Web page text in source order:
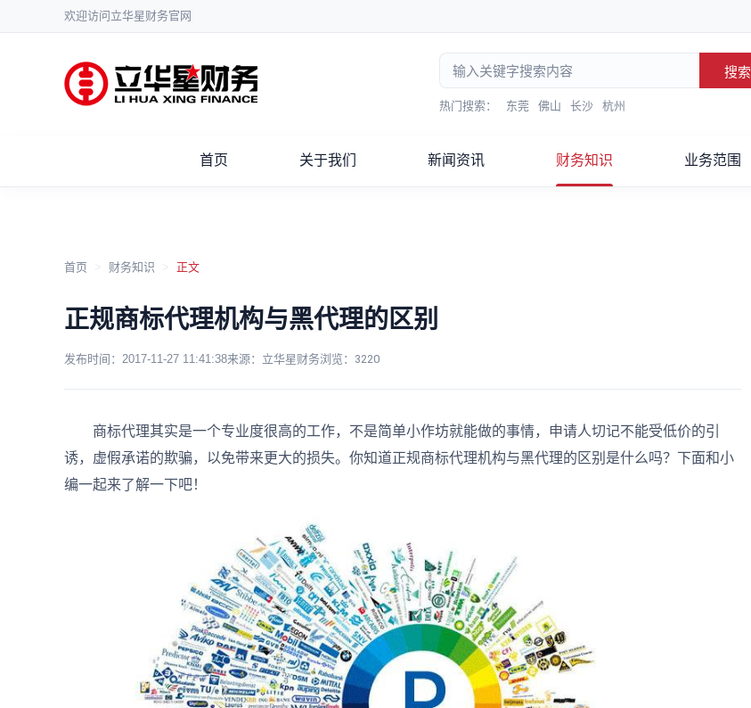
欢迎访问立华星财务官网
搜索
热门搜索： 东莞 佛山 长沙 杭州
首页 关于我们 新闻资讯 财务知识 业务范围
首页 财务知识 正文
正规商标代理机构与黑代理的区别
发布时间： 2017-11-27 11:41:38来源：立华星财务浏览： 3220
商标代理其实是一个专业度很高的工作，不是简单小作坊就能做的事情，申请人切记不能受低价的引
诱，虚假承诺的欺骗，以免带来更大的损失。你知道正规商标代理机构与黑代理的区别是什么吗？下面和小
编一起来了解一下吧！